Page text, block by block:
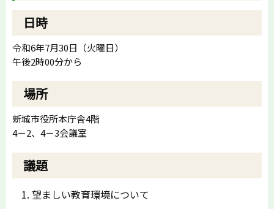
日時
令和6年7月30日（火曜日）
午後2時00分から
場所
新城市役所本庁舎4階
4－2、4－3会議室
議題
望ましい教育環境について